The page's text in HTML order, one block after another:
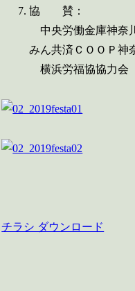
協 賛：
中央労働金庫神奈
みん共済ＣＯＯＰ神
横浜労福協協力会
チラシ ダウンロード